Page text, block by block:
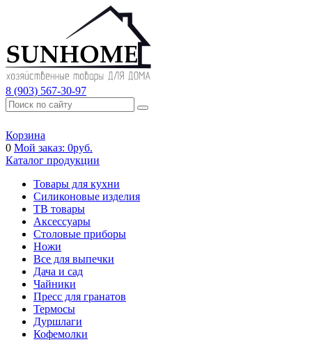
8 (903) 567-30-97
Корзина
0 Мой заказ: 0руб.
Каталог продукции
Товары для кухни
Силиконовые изделия
ТВ товары
Аксессуары
Столовые приборы
Ножи
Все для выпечки
Дача и сад
Чайники
Пресс для гранатов
Термосы
Дуршлаги
Кофемолки